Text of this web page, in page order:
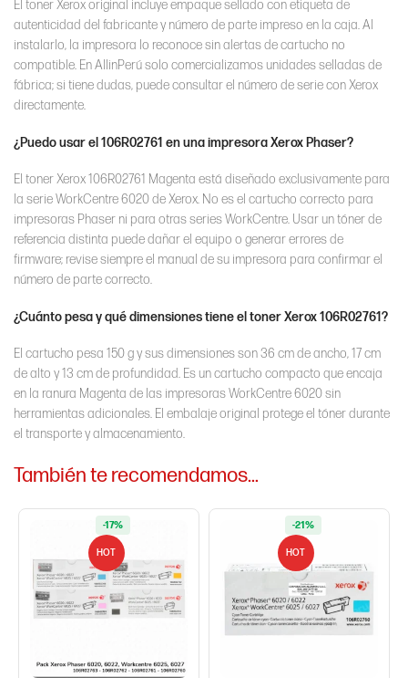
El toner Xerox original incluye empaque sellado con etiqueta de
autenticidad del fabricante y número de parte impreso en la caja. Al
instalarlo, la impresora lo reconoce sin alertas de cartucho no
compatible. En AllinPerú solo comercializamos unidades selladas de
fábrica; si tiene dudas, puede consultar el número de serie con Xerox
directamente.
¿Puedo usar el 106R02761 en una impresora Xerox Phaser?
El toner Xerox 106R02761 Magenta está diseñado exclusivamente para
la serie WorkCentre 6020 de Xerox. No es el cartucho correcto para
impresoras Phaser ni para otras series WorkCentre. Usar un tóner de
referencia distinta puede dañar el equipo o generar errores de
firmware; revise siempre el manual de su impresora para confirmar el
número de parte correcto.
¿Cuánto pesa y qué dimensiones tiene el toner Xerox 106R02761?
El cartucho pesa 150 g y sus dimensiones son 36 cm de ancho, 17 cm
de alto y 13 cm de profundidad. Es un cartucho compacto que encaja
en la ranura Magenta de las impresoras WorkCentre 6020 sin
herramientas adicionales. El embalaje original protege el tóner durante
el transporte y almacenamiento.
También te recomendamos…
-17%
HOT
-21%
HOT